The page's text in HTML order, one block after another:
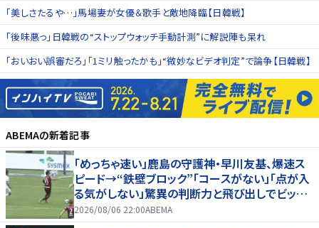
「美しさたるや…」馬場妻が女優＆歌手と敵地降臨【日韓戦】
「後味悪っ」日韓戦の“ストップウォッチ手動計測”に解説陣も呆れ
「おいおい誤審だろ」「1ミリ触ったかも」“微妙なビデオ判定”で論争【日韓戦】
ABEMAの新着記事
「めっちゃ速い」鹿島の守護神・早川友基、爆速ス
ピード→“鉄壁ブロック”「コースがない」「点が入
る気がしない」驚異の判断力と飛び出しでビッグ
セーブ
2026/08/06 22:00ABEMA